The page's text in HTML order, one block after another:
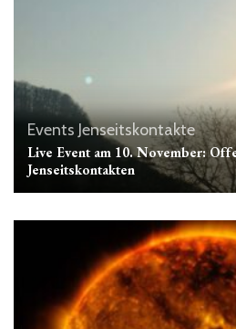
Events Jenseitskontakte
Live Event am 10. November:
Jenseitskontakten